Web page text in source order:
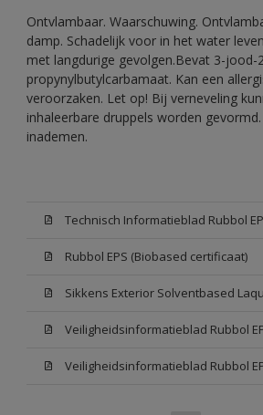
Ontvlambaar. Waarschuwing.
damp. Schadelijk voor in het water
met langdurige gevolgen.Bevat 3-jood-
propynylbutylcarbamaat. Kan een
veroorzaken. Let op! Bij verneveling
inhaleerbare druppels worden
inademen.
Technisch Informatieblad Rubbol
Rubbol EPS (Biobased certificaat)
Veiligheidsinformatieblad Rubbol